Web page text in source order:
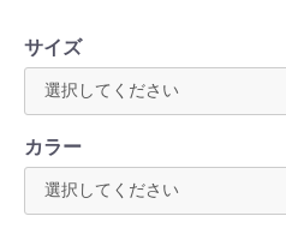
サイズ
カラー